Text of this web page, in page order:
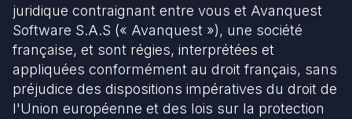
juridique contraignant entre vous et Avanquest
Software S.A.S (« Avanquest »), une société
française, et sont régies, interprétées et
appliquées conformément au droit français, sans
préjudice des dispositions impératives du droit de
l'Union européenne et des lois sur la protection